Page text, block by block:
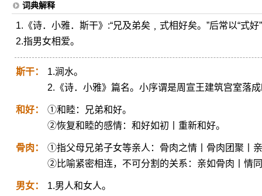
词典解释
1.《诗．小雅．斯干》:“兄及弟矣﹐式相好矣。”后常以“式好
2.指男女相爱。
斯干：
1.涧水。
2.《诗．小雅》篇名。小序谓是周宣王建筑宫室落
和好：
①和睦：兄弟和好。
②恢复和睦的感情：和好如初丨重新和好。
骨肉：
①指父母兄弟子女等亲人：骨肉之情丨骨肉团聚丨
②比喻紧密相连，不可分割的关系：亲如骨肉丨情
男女：
1.男人和女人。